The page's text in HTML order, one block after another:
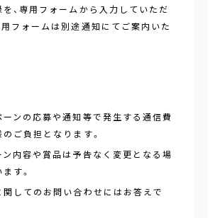
、専用フォームから入力していただ
用フォームは別途通知にてご案内いた
ーンの応募や通知等で発生する通信費
ご負担となります。
ン内容や賞品は予告なく変更となる場
す。
関してのお問い合わせにはお答えで